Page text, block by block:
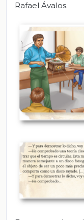
Rafael Ávalos.